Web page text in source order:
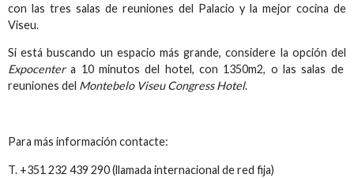
con las tres salas de reuniones del Palacio y la mejor cocina de
Viseu.
Si está buscando un espacio más grande, considere la opción del
Expocentera 10 minutos del hotel, con 1350m2, o las salas de
reuniones del Montebelo Viseu Congress Hotel.
Para más información contacte:
T. +351 232 439 290 (llamada internacional de red fija)